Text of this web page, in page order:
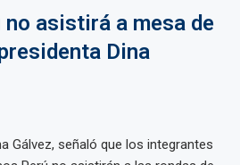
no asistirá a mesa de
Dina
Gálvez, señaló que los integrantes